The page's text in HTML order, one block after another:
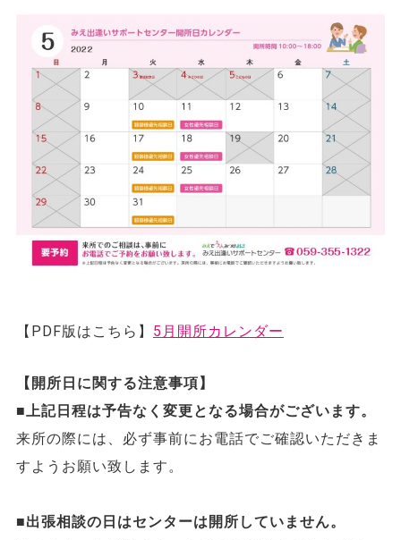
【PDF版はこちら】 5月開所カレンダー
【開所日に関する注意事項】
■上記日程は予告なく変更となる場合がございます。
来所の際には、必ず事前にお電話でご確認いただきま
すようお願い致します。
■出張相談の日はセンターは開所していません。